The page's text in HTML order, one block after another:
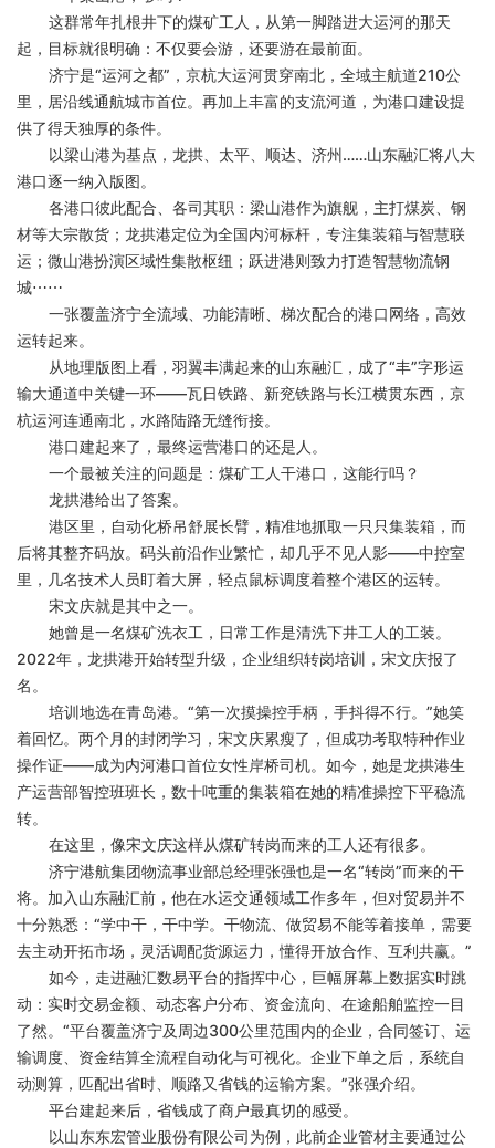
这群常年扎根井下的煤矿工人，从第一脚踏进大运河的那天
起，目标就很明确：不仅要会游，还要游在最前面。
济宁是“运河之都”，京杭大运河贯穿南北，全域主航道210公
里，居沿线通航城市首位。再加上丰富的支流河道，为港口建设提
供了得天独厚的条件。
以梁山港为基点，龙拱、太平、顺达、济州……山东融汇将八大
港口逐一纳入版图。
各港口彼此配合、各司其职：梁山港作为旗舰，主打煤炭、钢
材等大宗散货；龙拱港定位为全国内河标杆，专注集装箱与智慧联
运；微山港扮演区域性集散枢纽；跃进港则致力打造智慧物流钢
城⋯⋯
一张覆盖济宁全流域、功能清晰、梯次配合的港口网络，高效
运转起来。
从地理版图上看，羽翼丰满起来的山东融汇，成了“丰”字形运
输大通道中关键一环——瓦日铁路、新兖铁路与长江横贯东西，京
杭运河连通南北，水路陆路无缝衔接。
港口建起来了，最终运营港口的还是人。
一个最被关注的问题是：煤矿工人干港口，这能行吗？
龙拱港给出了答案。
港区里，自动化桥吊舒展长臂，精准地抓取一只只集装箱，而
后将其整齐码放。码头前沿作业繁忙，却几乎不见人影——中控室
里，几名技术人员盯着大屏，轻点鼠标调度着整个港区的运转。
宋文庆就是其中之一。
她曾是一名煤矿洗衣工，日常工作是清洗下井工人的工装。
2022年，龙拱港开始转型升级，企业组织转岗培训，宋文庆报了
名。
培训地选在青岛港。 “第一次摸操控手柄，手抖得不行。”她笑
着回忆。两个月的封闭学习，宋文庆累瘦了，但成功考取特种作业
操作证——成为内河港口首位女性岸桥司机。如今，她是龙拱港生
产运营部智控班班长，数十吨重的集装箱在她的精准操控下平稳流
转。
在这里，像宋文庆这样从煤矿转岗而来的工人还有很多。
济宁港航集团物流事业部总经理张强也是一名“转岗”而来的干
将。加入山东融汇前，他在水运交通领域工作多年，但对贸易并不
十分熟悉：“学中干，干中学。干物流、做贸易不能等着接单，需要
去主动开拓市场，灵活调配货源运力，懂得开放合作、互利共赢。”
如今，走进融汇数易平台的指挥中心，巨幅屏幕上数据实时跳
动：实时交易金额、动态客户分布、资金流向、在途船舶监控一目
了然。 “平台覆盖济宁及周边300公里范围内的企业，合同签订、运
输调度、资金结算全流程自动化与可视化。企业下单之后，系统自
动测算，匹配出省时、顺路又省钱的运输方案。”张强介绍。
平台建起来后，省钱成了商户最真切的感受。
以山东东宏管业股份有限公司为例，此前企业管材主要通过公